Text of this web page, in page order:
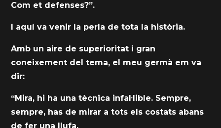
Com et defenses?”.
I aquí va venir la perla de tota la història.
Amb un aire de superioritat i gran
coneixement del tema, el meu germà em va
dir:
“Mira, hi ha una tècnica infal·lible. Sempre,
sempre, has de mirar a tots els costats abans
de fer una llufa.